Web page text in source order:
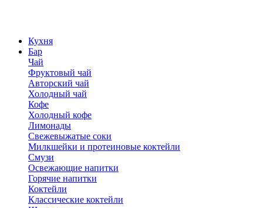
Кухня
Бар
Чай
Фруктовый чай
Авторский чай
Холодный чай
Кофе
Холодный кофе
Лимонады
Свежевыжатые соки
Милкшейки и протеиновые коктейли
Смузи
Освежающие напитки
Горячие напитки
Коктейли
Классические коктейли